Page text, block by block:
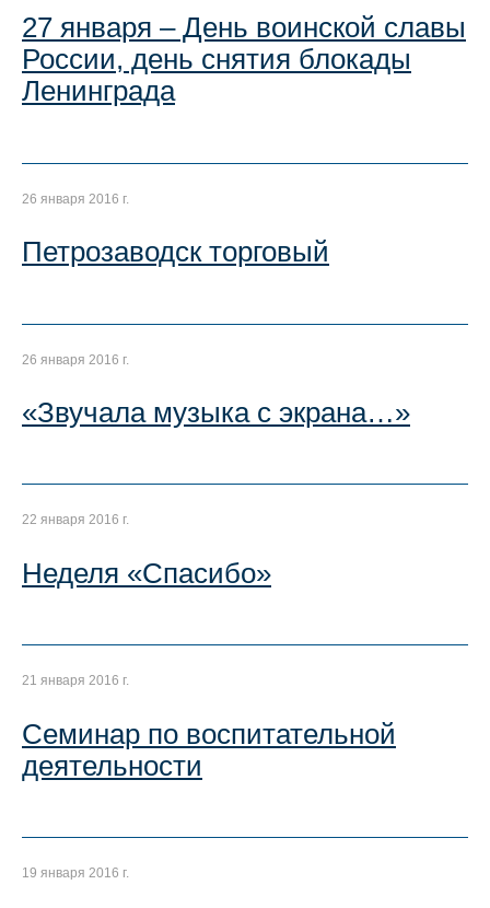
27 января – День воинской славы
России, день снятия блокады
Ленинграда
26 января 2016 г.
Петрозаводск торговый
26 января 2016 г.
«Звучала музыка с экрана…»
22 января 2016 г.
Неделя «Спасибо»
21 января 2016 г.
Семинар по воспитательной
деятельности
19 января 2016 г.